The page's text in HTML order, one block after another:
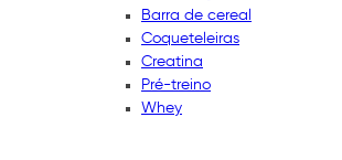
Barra de cereal
Coqueteleiras
Creatina
Pré-treino
Whey